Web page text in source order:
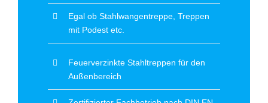
Egal ob Stahlwangentreppe, Treppen
mit Podest etc.
Feuerverzinkte Stahltreppen für den
Außenbereich